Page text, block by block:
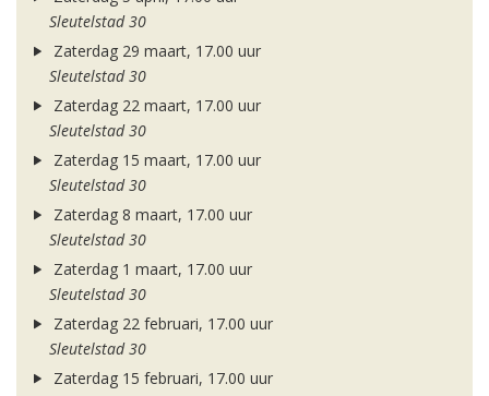
Sleutelstad 30
Zaterdag 29 maart, 17.00 uur
Sleutelstad 30
Zaterdag 22 maart, 17.00 uur
Sleutelstad 30
Zaterdag 15 maart, 17.00 uur
Sleutelstad 30
Zaterdag 8 maart, 17.00 uur
Sleutelstad 30
Zaterdag 1 maart, 17.00 uur
Sleutelstad 30
Zaterdag 22 februari, 17.00 uur
Sleutelstad 30
Zaterdag 15 februari, 17.00 uur